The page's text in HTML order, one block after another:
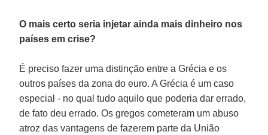
O mais certo seria injetar ainda mais dinheiro nos
países em crise?
É preciso fazer uma distinção entre a Grécia e os
outros países da zona do euro. A Grécia é um caso
especial - no qual tudo aquilo que poderia dar errado,
de fato deu errado. Os gregos cometeram um abuso
atroz das vantagens de fazerem parte da União